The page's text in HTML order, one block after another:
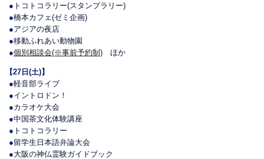
● トコトコラリー(スタンプラリー)
●橋本カフェ(ゼミ企画)
●アジアの夜店
●移動ふれあい動物園
●個別相談会(※事前予約制) ほか
【27日(土)】
●軽音部ライブ
●イントロドン！
●カラオケ大会
●中国茶文化体験講座
● トコトコラリー
●留学生日本語弁論大会
●大阪の神仏霊験ガイドブック